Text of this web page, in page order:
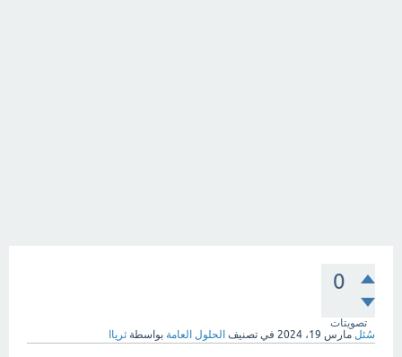
0
تصويتات
سُئل مارس 19، 2024 في تصنيف الحلول العامة بواسطة ثرياا